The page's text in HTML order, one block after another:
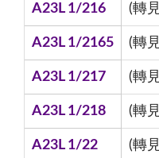
A23L 1/216 (轉
A23L 1/2165 (轉
A23L 1/217 (轉
A23L 1/218 (轉
A23L 1/22 (轉